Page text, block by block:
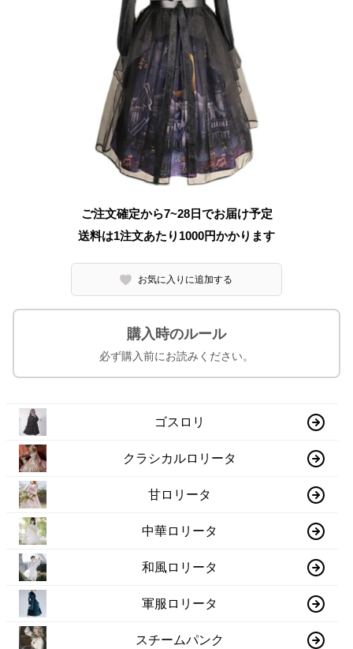
ご注文確定から7~28日でお届け予定
送料は1注文あたり 1000円かかります
お気に入りに追加する
購入時のルール
必ず購入前にお読みください。
ゴスロリ
クラシカルロリータ
甘ロリータ
中華ロリータ
和風ロリータ
軍服ロリータ
スチームパンク